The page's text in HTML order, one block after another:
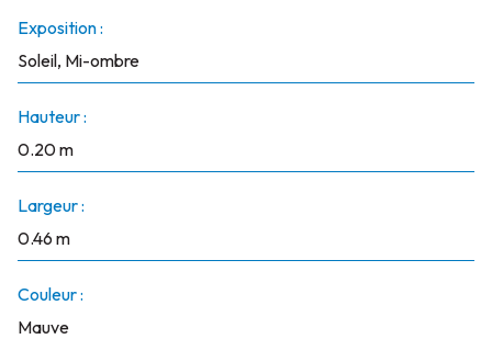
Exposition :
Soleil, Mi-ombre
Hauteur :
0.20 m
Largeur :
0.46 m
Couleur :
Mauve